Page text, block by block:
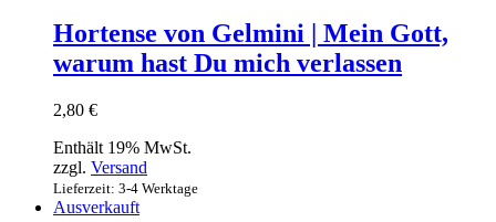
Hortense von Gelmini | Mein Gott,
warum hast Du mich verlassen
2,80 €
Enthält 19% MwSt.
zzgl. Versand
Lieferzeit: 3-4 Werktage
Ausverkauft